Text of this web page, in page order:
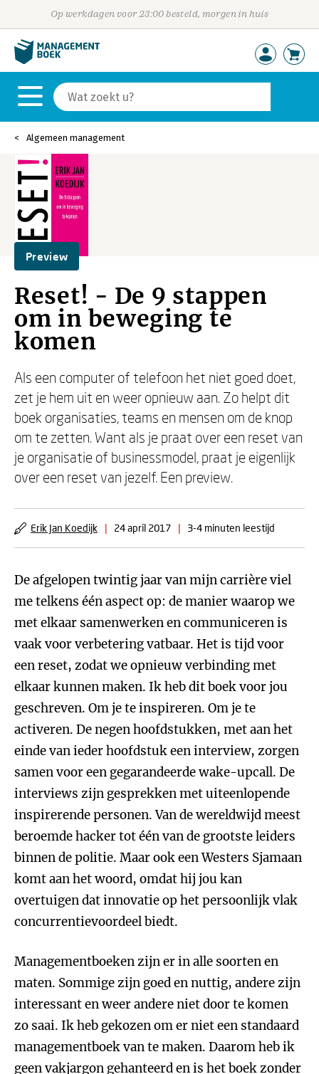
Op werkdagen voor 23:00 besteld, morgen in huis
Algemeen management
Preview
Reset! - De 9 stappen
om in beweging te
komen
Als een computer of telefoon het niet goed doet,
zet je hem uit en weer opnieuw aan. Zo helpt dit
boek organisaties, teams en mensen om de knop
om te zetten. Want als je praat over een reset van
je organisatie of businessmodel, praat je eigenlijk
over een reset van jezelf. Een preview.
Erik Jan Koedijk | 24 april 2017 | 3-4 minuten leestijd
De afgelopen twintig jaar van mijn carrière viel
me telkens één aspect op: de manier waarop we
met elkaar samenwerken en communiceren is
vaak voor verbetering vatbaar. Het is tijd voor
een reset, zodat we opnieuw verbinding met
elkaar kunnen maken. Ik heb dit boek voor jou
geschreven. Om je te inspireren. Om je te
activeren. De negen hoofdstukken, met aan het
einde van ieder hoofdstuk een interview, zorgen
samen voor een gegarandeerde wake-upcall. De
interviews zijn gesprekken met uiteenlopende
inspirerende personen. Van de wereldwijd meest
beroemde hacker tot één van de grootste leiders
binnen de politie. Maar ook een Westers Sjamaan
komt aan het woord, omdat hij jou kan
overtuigen dat innovatie op het persoonlijk vlak
concurrentievoordeel biedt.
Managementboeken zijn er in alle soorten en
maten. Sommige zijn goed en nuttig, andere zijn
interessant en weer andere niet door te komen
zo saai. Ik heb gekozen om er niet een standaard
managementboek van te maken. Daarom heb ik
geen vakjargon gehanteerd en is het boek zonder